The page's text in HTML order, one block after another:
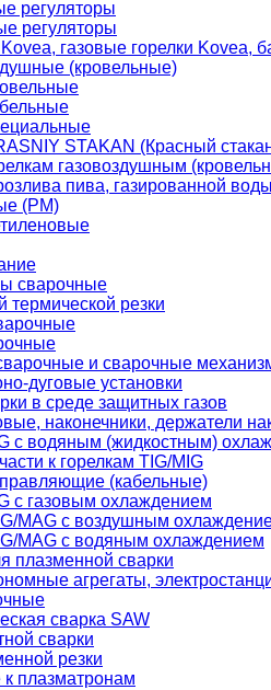
регуляторы
регуляторы
газовые горелки Kovea,
(кровельные)
STAKAN (Красный
газовоздушным
пива, газированной
(РМ)
сварочные
резки
и сварочные
дуговые установки
в среде защитных газов
наконечники, держатели
с водяным (жидкостным)
к горелкам TIG/MIG
(кабельные)
с газовым охлаждением
MAG с воздушным
MAG с водяным охлаждением
плазменной сварки
агрегаты,
сварка SAW
сварки
резки
плазматронам